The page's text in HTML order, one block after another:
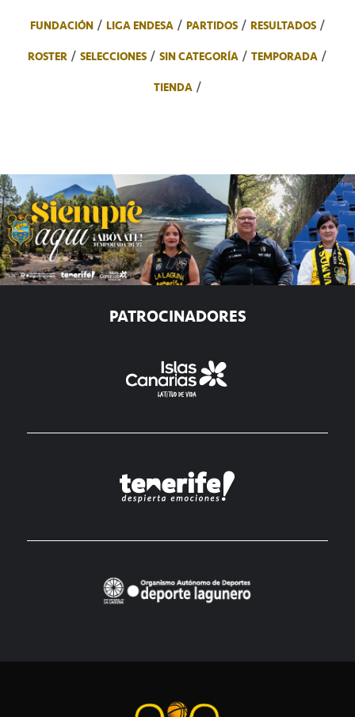
FUNDACIÓN
LIGA ENDESA PARTIDOS
RESULTADOS
ROSTER
SELECCIONES SIN CATEGORÍA
TEMPORADA
TIENDA
PATROCINADORES